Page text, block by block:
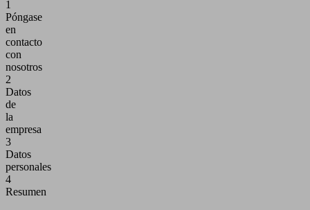
1
Póngase
en
contacto
con
nosotros
2
Datos
de
la
empresa
3
Datos
personales
4
Resumen